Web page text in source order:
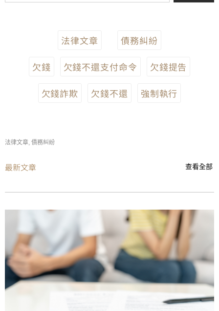
法律文章 債務糾紛
欠錢 欠錢不還支付命令 欠錢提告
欠錢詐欺 欠錢不還 強制執行
法律文章, 債務糾紛
最新文章 查看全部